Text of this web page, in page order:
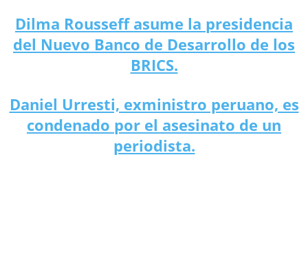
Dilma Rousseff asume la presidencia
del Nuevo Banco de Desarrollo de los
BRICS.
Daniel Urresti, exministro peruano, es
condenado por el asesinato de un
periodista.